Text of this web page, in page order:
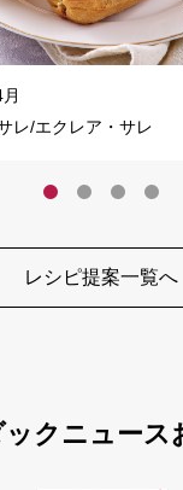
レ/エクレア・サレ
レシピ提案一覧へ
クニュース